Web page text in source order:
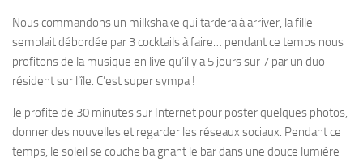
Nous commandons un milkshake qui tardera à arriver, la fille
semblait débordée par 3 cocktails à faire… pendant ce temps nous
profitons de la musique en live qu’il y a 5 jours sur 7 par un duo
résident sur l’île. C’est super sympa !
Je profite de 30 minutes sur Internet pour poster quelques photos,
donner des nouvelles et regarder les réseaux sociaux. Pendant ce
temps, le soleil se couche baignant le bar dans une douce lumière